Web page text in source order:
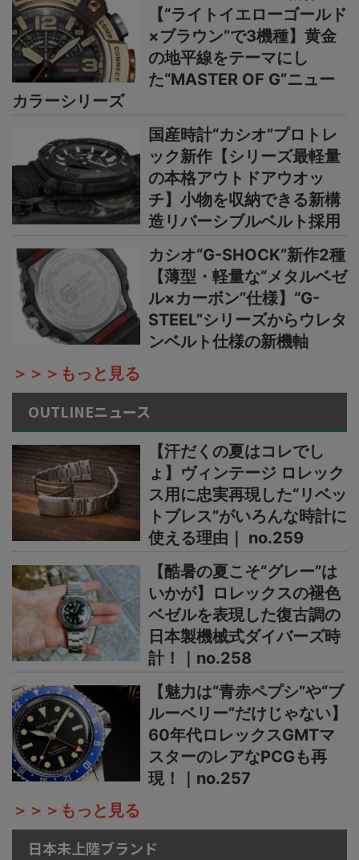
【“ライトイエローゴールド
×ブラウン”で3機種】黄金
の地平線をテーマにし
た“MASTER OF G”ニュー
カラーシリーズ
国産時計“カシオ”プロトレ
ック新作【シリーズ最軽量
の本格アウトドアウオッ
チ】小物を収納できる新構
造リバーシブルベルト採用
カシオ“G-SHOCK”新作2種
【薄型・軽量な“メタルベゼ
ル×カーボン”仕様】“G-
STEEL”シリーズからウレタ
ンベルト仕様の新機軸
＞＞＞もっと見る
OUTLINEニュース
【汗だくの夏はコレでし
ょ】ヴィンテージ ロレック
ス用に忠実再現した“リベッ
トブレス”がいろんな時計に
使える理由｜ no.259
【酷暑の夏こそ“グレー”は
いかが】ロレックスの褪色
ベゼルを表現した復古調の
日本製機械式ダイバーズ時
計！｜no.258
【魅力は“青赤ペプシ”や“ブ
ルーベリー”だけじゃない】
60年代ロレックスGMTマ
スターのレアなPCGも再
現！｜no.257
＞＞＞もっと見る
日本未上陸ブランド